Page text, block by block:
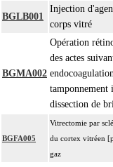
BGLB001
Injection
corps vitré
BGMA002
Opération
des actes
tamponnement
dissection de
BGFA005
Vitrectomie par
du cortex vitréen
gaz